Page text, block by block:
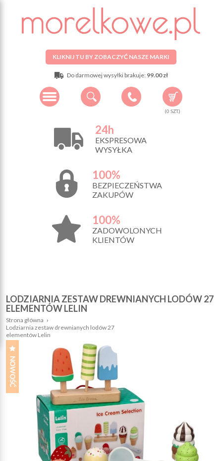
KLIKNIJ TU BY ZOBACZYĆ NASZE MARKI
Do darmowej wysyłki brakuje: 99.00 zł
(0 SZT.)
24h
EKSPRESOWA
WYSYŁKA
100%
BEZPIECZEŃSTWA
ZAKUPÓW
100%
ZADOWOLONYCH
KLIENTÓW
LODZIARNIA ZESTAW DREWNIANYCH LODÓW 27
ELEMENTÓW LELIN
Strona główna ›
Lodziarnia zestaw drewnianych lodów 27
elementów Lelin